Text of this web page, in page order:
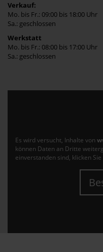
Verkauf:
Mo. bis Fr.: 09:00 bis 18:00 Uhr
Sa.: geschlossen
Werkstatt
Mo. bis Fr.: 08:00 bis 17:00 Uhr
Sa.: geschlossen
Es wird versucht, Inhalte von
können Daten an Dritte
einverstanden sind, klicken